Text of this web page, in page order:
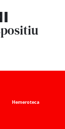
Hemeroteca